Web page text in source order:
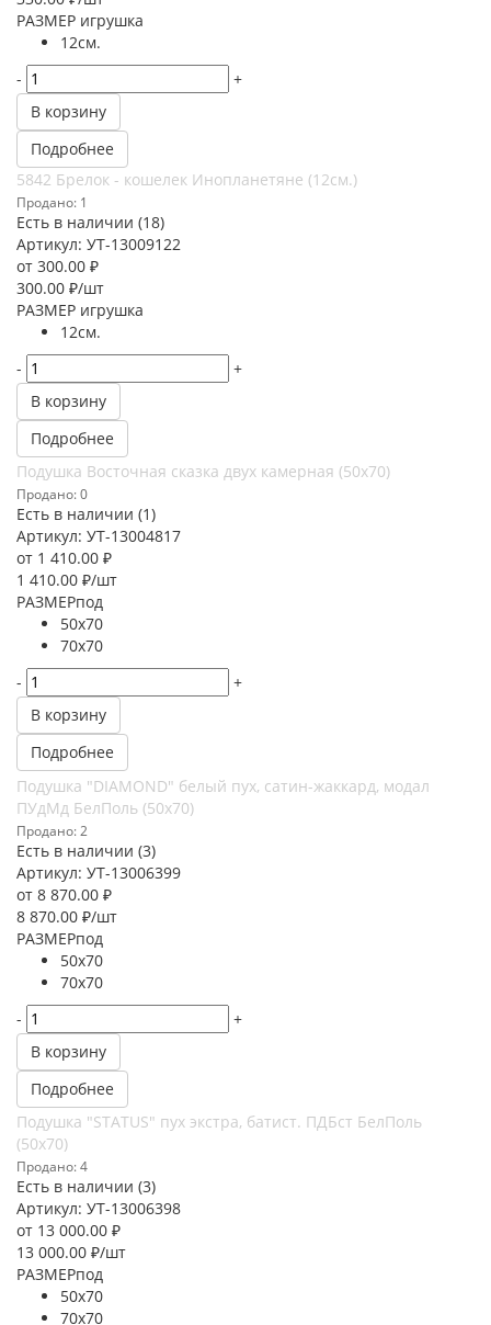
РАЗМЕР игрушка
12см.
-
+
В корзину
Подробнее
5842 Брелок - кошелек Инопланетяне (12см.)
Продано: 1
Есть в наличии (18)
Артикул: УТ-13009122
от 300.00 ₽
300.00 ₽/шт
РАЗМЕР игрушка
12см.
-
+
В корзину
Подробнее
Подушка Восточная сказка двух камерная (50х70)
Продано: 0
Есть в наличии (1)
Артикул: УТ-13004817
от 1 410.00 ₽
1 410.00 ₽/шт
РАЗМЕРпод
50х70
70х70
-
+
В корзину
Подробнее
Подушка "DIAMOND" белый пух, сатин-жаккард, модал
ПУдМд БелПоль (50х70)
Продано: 2
Есть в наличии (3)
Артикул: УТ-13006399
от 8 870.00 ₽
8 870.00 ₽/шт
РАЗМЕРпод
50х70
70х70
-
+
В корзину
Подробнее
Подушка "STATUS" пух экстра, батист. ПДБст БелПоль
(50х70)
Продано: 4
Есть в наличии (3)
Артикул: УТ-13006398
от 13 000.00 ₽
13 000.00 ₽/шт
РАЗМЕРпод
50х70
70х70